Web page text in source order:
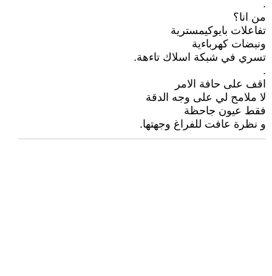
.
من انا؟
تفاعلات بايوكيمسترية
ونبضات كهرباءية
تسري في شبكة اسلاك تاءهة.
.
اقف على حافة الامر
لا ملامح لي على وجه الدقة
فقط عيون جاحظة
و نظرة عافت للفراغ وجهتها.